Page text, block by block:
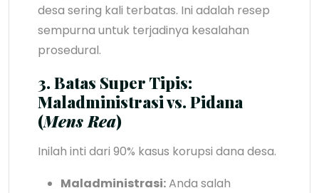
desa sering kali terbatas. Ini adalah resep
sempurna untuk terjadinya kesalahan
prosedural.
3. Batas Super Tipis:
Maladministrasi vs. Pidana
(Mens Rea)
Inilah inti dari 90% kasus korupsi dana desa.
Maladministrasi:Anda salah